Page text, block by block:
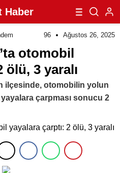
96 Ağustos 26, 2025
otomobil
ölü, 3 yaralı
ilçesinde, otomobilin yolun
yayalara çarpması sonucu 2